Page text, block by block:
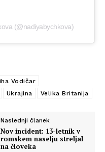
(@nadiyabychkova)
Vodičar
Ukrajina Velika Britanija
Naslednji članek
Nov incident: 13-letnik v
romskem naselju streljal
na človeka